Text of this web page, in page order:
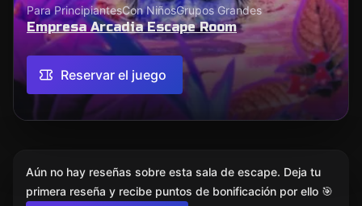
Para PrincipiantesCon NiñosGrupos Grandes
Empresa Arcadia Escape Room
Reservar el juego
Aún no hay reseñas sobre esta sala de escape. Deja tu
primera reseña y recibe puntos de bonificación por ello 🎯